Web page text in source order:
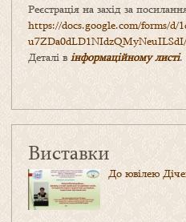
Реєстрація на захід за
https://docs.google.com/forms/d/
u7ZDa0dLD1NIdzQMyNeuILSdI/
Деталі в інформаційному листі.
Виставки
До ювілею